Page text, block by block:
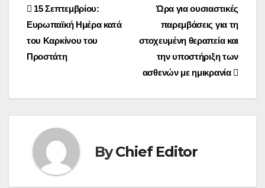
Post
navigation
Ώρα για ουσιαστικές
παρεμβάσεις για τη
στοχευμένη θεραπεία και
την υποστήριξη των
ασθενών με ημικρανία
15 Σεπτεμβρίου:
Ευρωπαϊκή Ημέρα κατά
του Καρκίνου του
Προστάτη
ByChief Editor